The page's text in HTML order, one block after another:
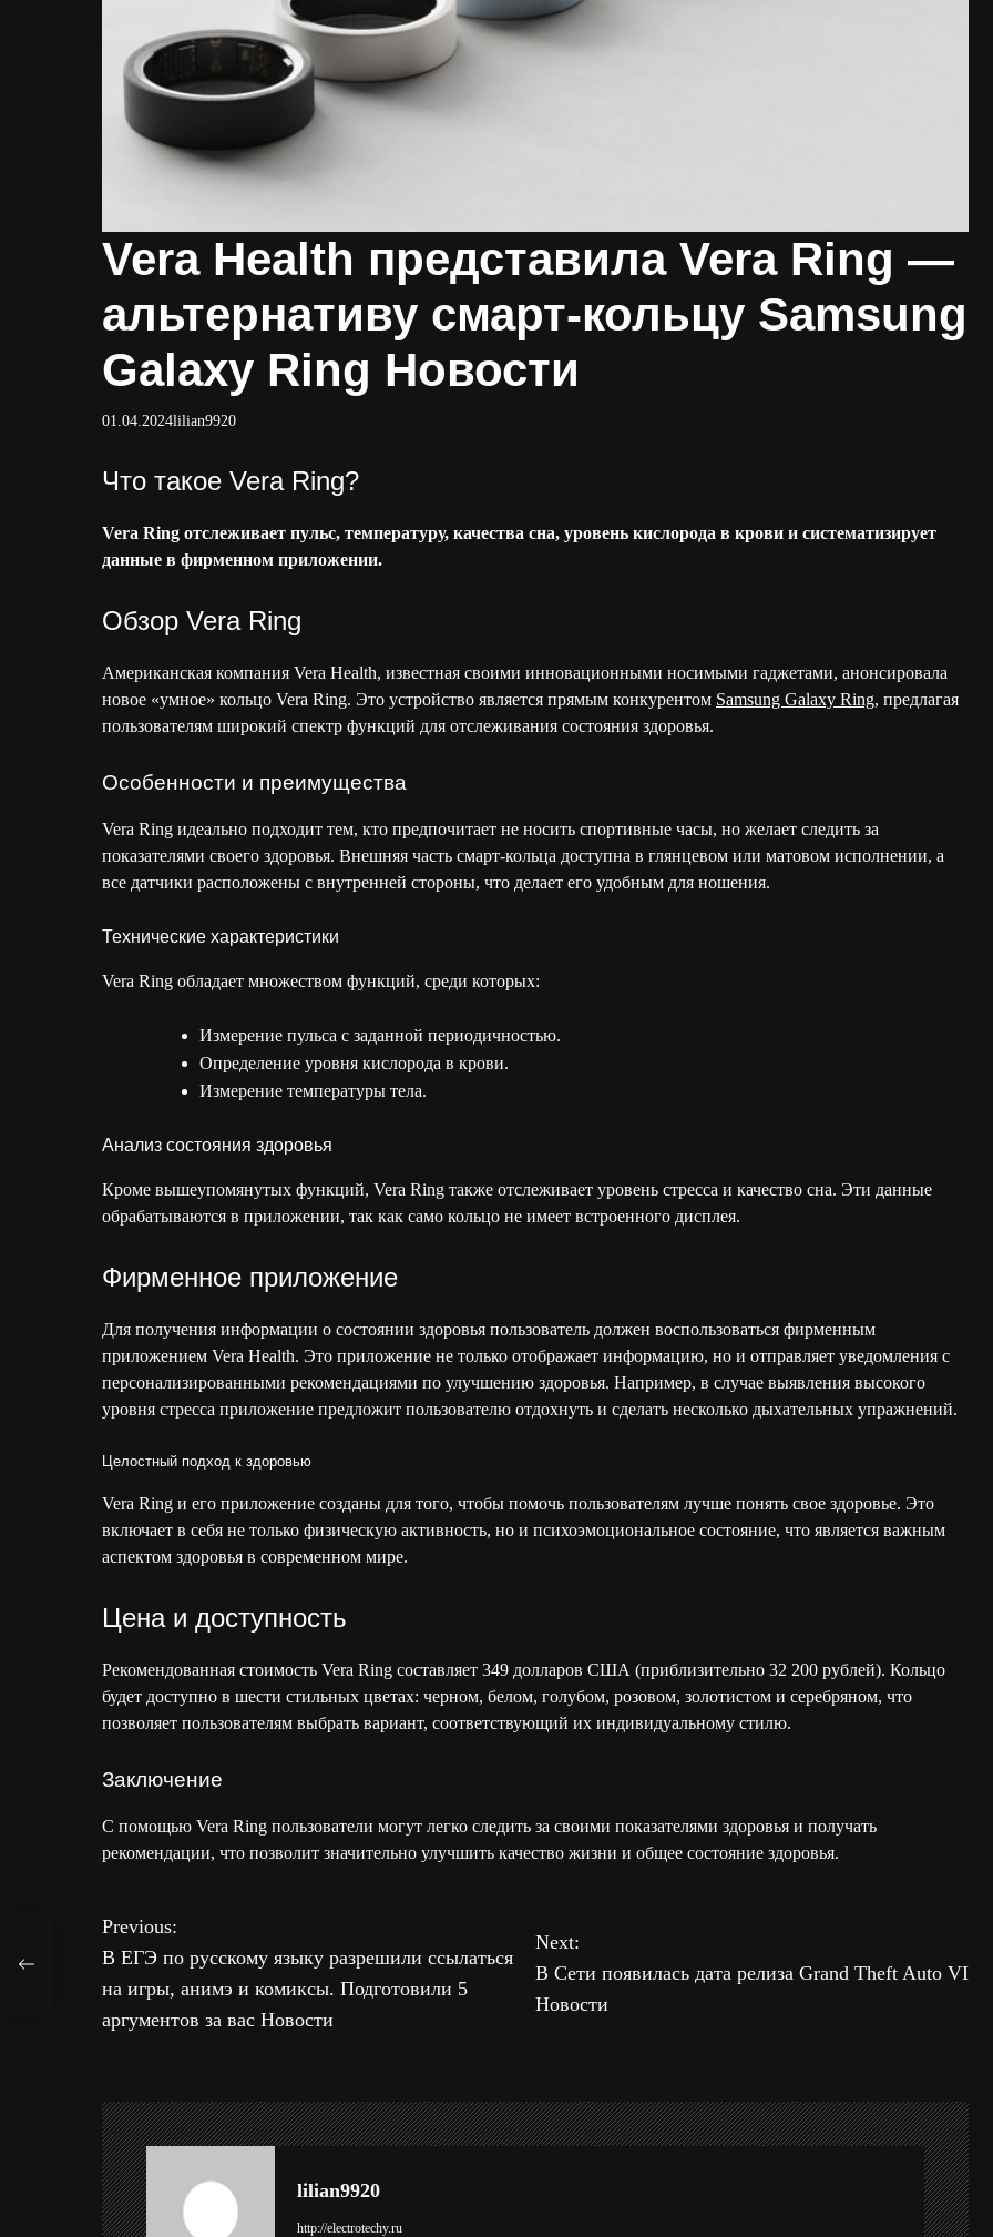
Vera Health представила Vera Ring —
альтернативу смарт-кольцу Samsung
Galaxy Ring Новости
01.04.2024lilian9920
Что такое Vera Ring?
Vera Ring отслеживает пульс, температуру, качества сна, уровень кислорода в крови и систематизирует
данные в фирменном приложении.
Обзор Vera Ring
Американская компания Vera Health, известная своими инновационными носимыми гаджетами, анонсировала
новое «умное» кольцо Vera Ring. Это устройство является прямым конкурентом Samsung Galaxy Ring, предлагая
пользователям широкий спектр функций для отслеживания состояния здоровья.
Особенности и преимущества
Vera Ring идеально подходит тем, кто предпочитает не носить спортивные часы, но желает следить за
показателями своего здоровья. Внешняя часть смарт-кольца доступна в глянцевом или матовом исполнении, а
все датчики расположены с внутренней стороны, что делает его удобным для ношения.
Технические характеристики
Vera Ring обладает множеством функций, среди которых:
Измерение пульса с заданной периодичностью.
Определение уровня кислорода в крови.
Измерение температуры тела.
Анализ состояния здоровья
Кроме вышеупомянутых функций, Vera Ring также отслеживает уровень стресса и качество сна. Эти данные
обрабатываются в приложении, так как само кольцо не имеет встроенного дисплея.
Фирменное приложение
Для получения информации о состоянии здоровья пользователь должен воспользоваться фирменным
приложением Vera Health. Это приложение не только отображает информацию, но и отправляет уведомления с
персонализированными рекомендациями по улучшению здоровья. Например, в случае выявления высокого
уровня стресса приложение предложит пользователю отдохнуть и сделать несколько дыхательных упражнений.
Целостный подход к здоровью
Vera Ring и его приложение созданы для того, чтобы помочь пользователям лучше понять свое здоровье. Это
включает в себя не только физическую активность, но и психоэмоциональное состояние, что является важным
аспектом здоровья в современном мире.
Цена и доступность
Рекомендованная стоимость Vera Ring составляет 349 долларов США (приблизительно 32 200 рублей). Кольцо
будет доступно в шести стильных цветах: черном, белом, голубом, розовом, золотистом и серебряном, что
позволяет пользователям выбрать вариант, соответствующий их индивидуальному стилю.
Заключение
С помощью Vera Ring пользователи могут легко следить за своими показателями здоровья и получать
рекомендации, что позволит значительно улучшить качество жизни и общее состояние здоровья.
Н
а
в
г
а
ц
Previous:
В ЕГЭ по русскому языку разрешили ссылаться
на игры, анимэ и комиксы. Подготовили 5
аргументов за вас Новости
Next:
В Сети появилась дата релиза Grand Theft Auto VI
Новости
lilian9920
http://electrotechy.ru